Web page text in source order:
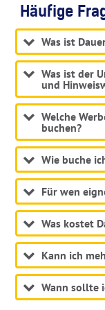
Häufige
Was ist
Was ist der
und
Welche
buchen?
Wie buche
Für wen
Was kostet
Kann ich
Wann sollte